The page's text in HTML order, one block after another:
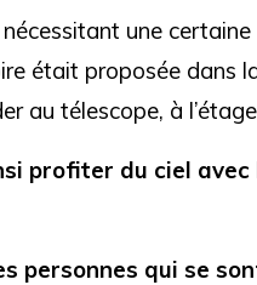
une
était proposée dans
au télescope, à
profiter du ciel
personnes qui se